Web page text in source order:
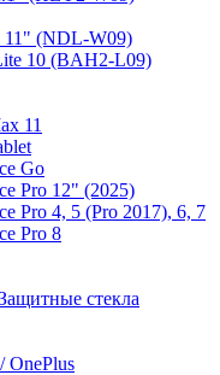
11" (NDL-W09)
10 (BAH2-L09)
11
Go
Pro 12" (2025)
Pro 4, 5 (Pro 2017), 6, 7
Pro 8
стекла
OnePlus